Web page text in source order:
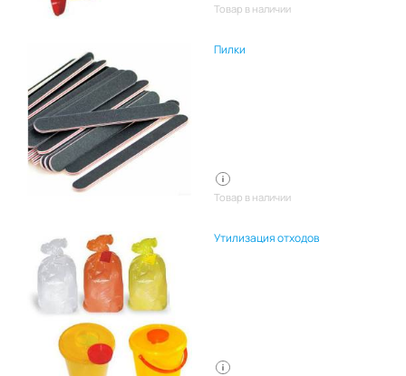
Товар в наличии
Пилки
Товар в наличии
Утилизация отходов